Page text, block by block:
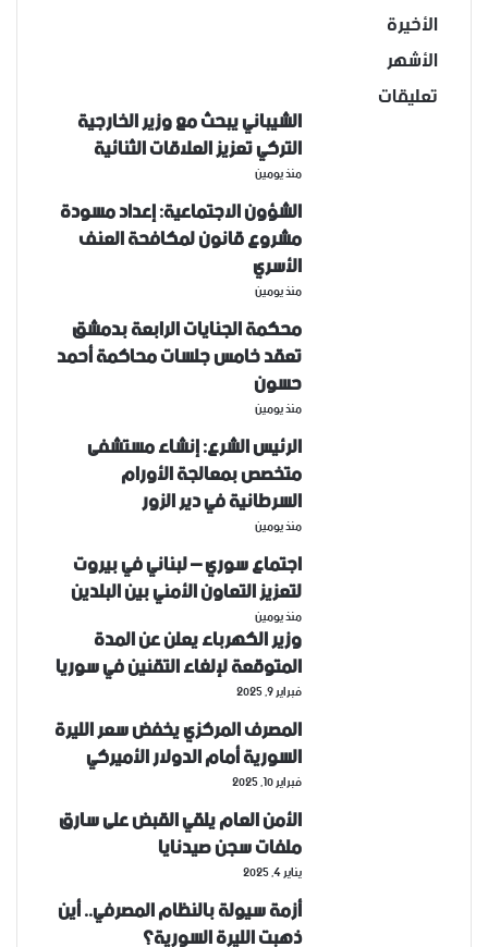
الأخيرة
الأشهر
تعليقات
الشيباني يبحث مع وزير الخارجية
التركي تعزيز العلاقات الثنائية
منذ يومين
الشؤون الاجتماعية: إعداد مسودة
مشروع قانون لمكافحة العنف
الأسري ‏
منذ يومين
محكمة الجنايات الرابعة بدمشق
تعقد خامس جلسات محاكمة أحمد
حسون
منذ يومين
الرئيس الشرع: إنشاء ‌‏مستشفى
متخصص بمعالجة الأورام
السرطانية في دير الزور
منذ يومين
اجتماع سوري – لبناني في بيروت
لتعزيز التعاون ‏الأمني ‏بين البلدين
منذ يومين
وزير الكهرباء يعلن عن المدة
المتوقعة لإلغاء التقنين في سوريا
فبراير 9, 2025
المصرف المركزي يخفض سعر الليرة
السورية أمام الدولار الأميركي
فبراير 10, 2025
الأمن العام يلقي القبض على سارق
ملفات سجن صيدنايا
يناير 4, 2025
أزمة سيولة بالنظام المصرفي.. أين
ذهبت الليرة السورية؟